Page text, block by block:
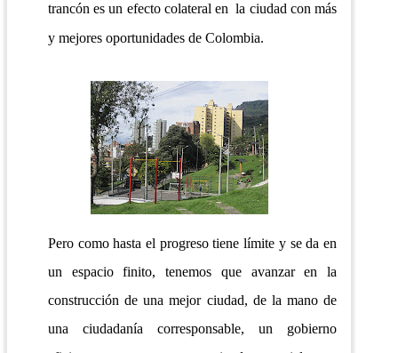
trancón es un efecto colateral en la ciudad con más
y mejores oportunidades de Colombia.
Pero como hasta el progreso tiene límite y se da en
un espacio finito, tenemos que avanzar en la
construcción de una mejor ciudad, de la mano de
una ciudadanía corresponsable, un gobierno